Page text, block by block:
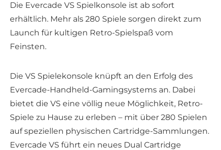
Die Evercade VS Spielkonsole ist ab sofort
erhältlich. Mehr als 280 Spiele sorgen direkt zum
Launch für kultigen Retro-Spielspaß vom
Feinsten.
Die VS Spielekonsole knüpft an den Erfolg des
Evercade-Handheld-Gamingsystems an. Dabei
bietet die VS eine völlig neue Möglichkeit, Retro-
Spiele zu Hause zu erleben – mit über 280 Spielen
auf speziellen physischen Cartridge-Sammlungen.
Evercade VS führt ein neues Dual Cartridge